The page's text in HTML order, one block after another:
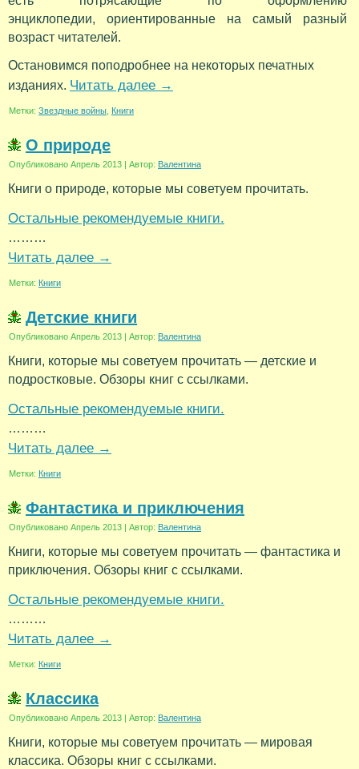
энциклопедии, ориентированные на самый разный
возраст читателей.
Остановимся поподробнее на некоторых печатных
изданиях. Читать далее →
Метки: Звездные войны Книги
О природе
Опубликовано Апрель 2013 | Автор: Валентина
Книги о природе, которые мы советуем прочитать.
Остальные рекомендуемые книги.
………
Читать далее →
Метки: Книги
Детские книги
Опубликовано Апрель 2013 | Автор: Валентина
Книги, которые мы советуем прочитать — детские и
подростковые. Обзоры книг с ссылками.
Остальные рекомендуемые книги.
………
Читать далее →
Метки: Книги
Фантастика и приключения
Опубликовано Апрель 2013 | Автор: Валентина
Книги, которые мы советуем прочитать — фантастика и
приключения. Обзоры книг с ссылками.
Остальные рекомендуемые книги.
………
Читать далее →
Метки: Книги
Классика
Опубликовано Апрель 2013 | Автор: Валентина
Книги, которые мы советуем прочитать — мировая
классика. Обзоры книг с ссылками.